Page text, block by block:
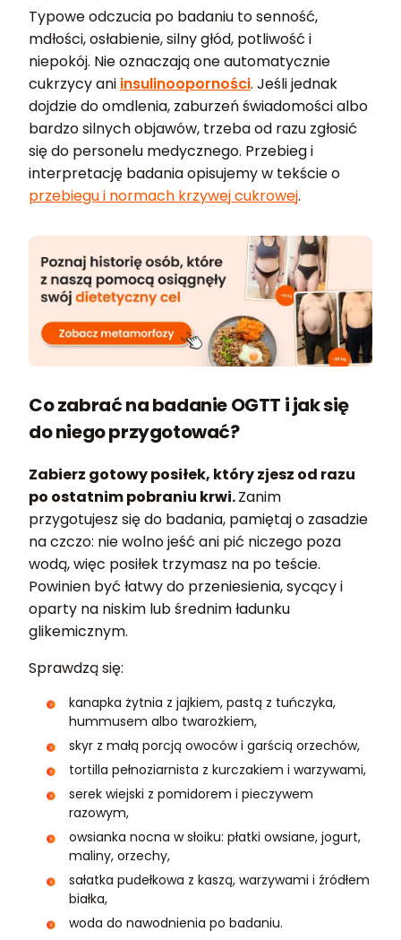
Typowe odczucia po badaniu to senność,
mdłości, osłabienie, silny głód, potliwość i
niepokój. Nie oznaczają one automatycznie
cukrzycy ani insulinooporności. Jeśli jednak
dojdzie do omdlenia, zaburzeń świadomości albo
bardzo silnych objawów, trzeba od razu zgłosić
się do personelu medycznego. Przebieg i
interpretację badania opisujemy w tekście o
przebiegu i normach krzywej cukrowej.
Co zabrać na badanie OGTT i jak się
do niego przygotować?
Zabierz gotowy posiłek, który zjesz od razu
po ostatnim pobraniu krwi.Zanim
przygotujesz się do badania, pamiętaj o zasadzie
na czczo: nie wolno jeść ani pić niczego poza
wodą, więc posiłek trzymasz na po teście.
Powinien być łatwy do przeniesienia, sycący i
oparty na niskim lub średnim ładunku
glikemicznym.
Sprawdzą się:
kanapka żytnia z jajkiem, pastą z tuńczyka,
hummusem albo twarożkiem,
skyr z małą porcją owoców i garścią orzechów,
tortilla pełnoziarnista z kurczakiem i warzywami,
serek wiejski z pomidorem i pieczywem
razowym,
owsianka nocna w słoiku: płatki owsiane, jogurt,
maliny, orzechy,
sałatka pudełkowa z kaszą, warzywami i źródłem
białka,
woda do nawodnienia po badaniu.